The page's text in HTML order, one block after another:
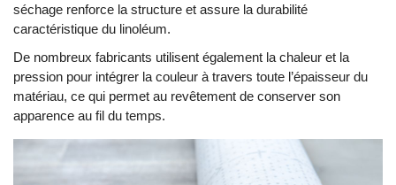
séchage renforce la structure et assure la durabilité
caractéristique du linoléum.
De nombreux fabricants utilisent également la chaleur et la
pression pour intégrer la couleur à travers toute l’épaisseur du
matériau, ce qui permet au revêtement de conserver son
apparence au fil du temps.